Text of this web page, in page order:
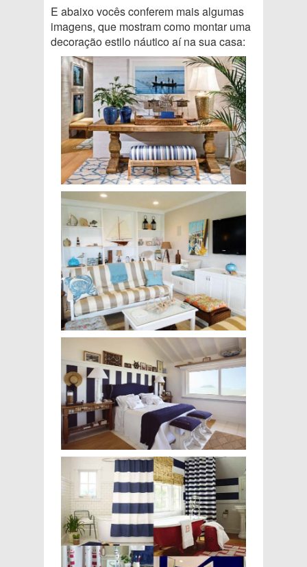
E abaixo vocês conferem mais algumas
imagens, que mostram como montar uma
decoração estilo náutico aí na sua casa: